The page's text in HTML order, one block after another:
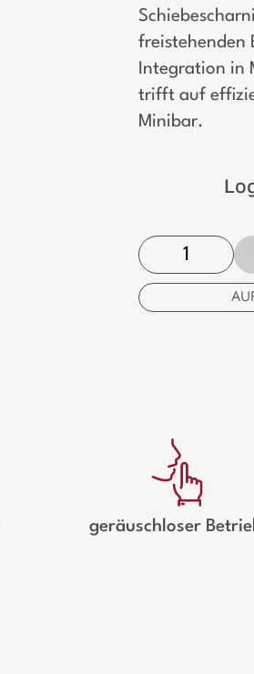
freistehenden
Integration in
trifft auf
Minibar.
geräuschloser